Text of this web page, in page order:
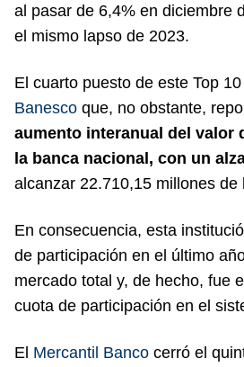
al pasar de 6,4% en diciembre
el mismo lapso de 2023.
El cuarto puesto de este Top
Banesco que, no obstante,
aumento interanual del valor
la banca nacional, con un
alcanzar 22.710,15 millones de
En consecuencia, esta
de participación en el último
mercado total y, de hecho, fue
cuota de participación en el
El Mercantil Banco cerró el